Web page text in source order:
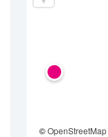
©OpenStreetMap